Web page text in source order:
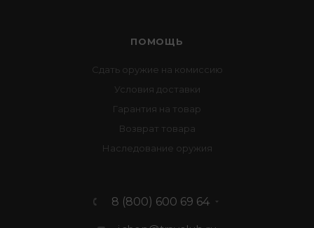
ПОМОЩЬ
Сдать оружие на комиссию
Условия доставки
Гарантия на товар
Возврат товара
Наследование оружия
8 (800) 600 69 64